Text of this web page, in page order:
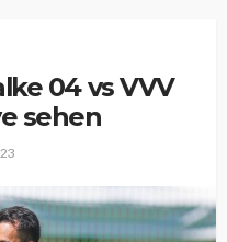
04 vs VVV
sehen